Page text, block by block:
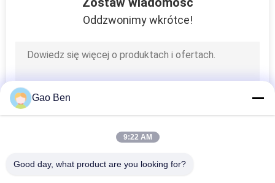
Oddzwonimy wkrótce!
Gao Ben
9:22 AM
Good day, what product are you looking for?